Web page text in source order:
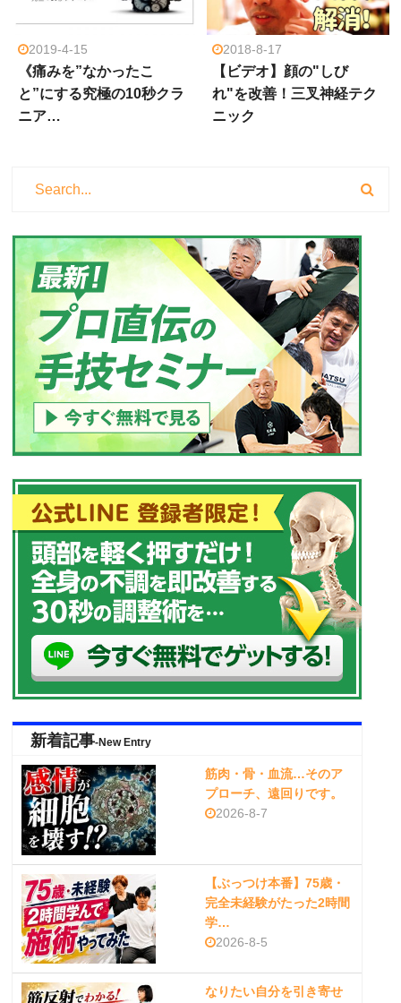
2019-4-15
《痛みを”なかったこ
と”にする究極の10秒クラ
ニア…
2018-8-17
【ビデオ】顔の"しび
れ"を改善！三叉神経テク
ニック
新着記事-New Entry
筋肉・骨・血流…そのア
プローチ、遠回りです。
2026-8-7
【ぶっつけ本番】75歳・
完全未経験がたった2時間
学…
2026-8-5
なりたい自分を引き寄せ